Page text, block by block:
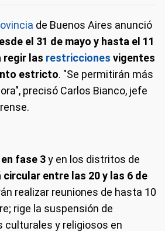
de Buenos Aires anunció
el 31 de mayo y hasta el 11
regir las restricciones vigentes
estricto. "Se permitirán más
precisó Carlos Bianco, jefe
fase 3y en los distritos de
circular entre las 20 y las 6 de
realizar reuniones de hasta 10
rige la suspensión de
culturales y religiosos en